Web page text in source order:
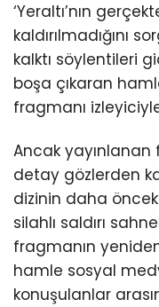
‘Yeraltı’nın
kaldırılmadığını
kalktı söylentileri
boşa çıkaran
fragmanı
Ancak
detay gözlerden
dizinin daha
silahlı saldırı
fragmanın
hamle sosyal
konuşulanlar